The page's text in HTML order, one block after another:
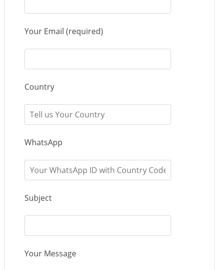
Your Email (required)
Country
WhatsApp
Subject
Your Message